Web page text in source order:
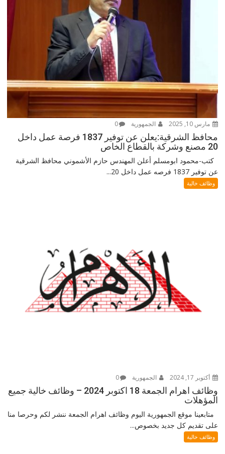
مارس 10, 2025 الجمهورية 0
محافظ الشرقية:يعلن عن توفير 1837 فرصة عمل داخل
20 مصنع وشركة بالقطاع الخاص
كتب-محمود ابومسلم أعلن المهندس حازم الأشموني محافظ الشرقية
عن توفير 1837 فرصه عمل داخل 20...
وظائف خالية
أكتوبر 17, 2024 الجمهورية 0
وظائف اهرام الجمعة 18 اكتوبر 2024 – وظائف خالية جميع
المؤهلات
متابعينا موقع الجمهورية اليوم وظائف اهرام الجمعة ننشر لكم وحرصا منا
على تقديم كل جديد بخصوص...
وظائف خالية